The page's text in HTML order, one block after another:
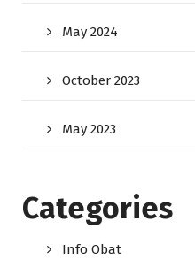
May 2024
October 2023
May 2023
Categories
Info Obat